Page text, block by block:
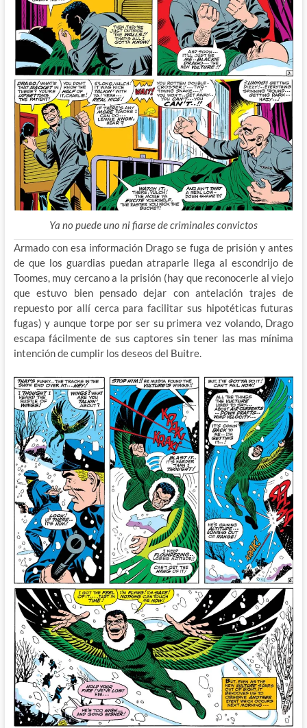
Ya no puede uno ni fiarse de criminales convictos
Armado con esa información Drago se fuga de prisión y antes
de que los guardias puedan atraparle llega al escondrijo de
Toomes, muy cercano a la prisión (hay que reconocerle al viejo
que estuvo bien pensado dejar con antelación trajes de
repuesto por allí cerca para facilitar sus hipotéticas futuras
fugas) y aunque torpe por ser su primera vez volando, Drago
escapa fácilmente de sus captores sin tener las mas mínima
intención de cumplir los deseos del Buitre.